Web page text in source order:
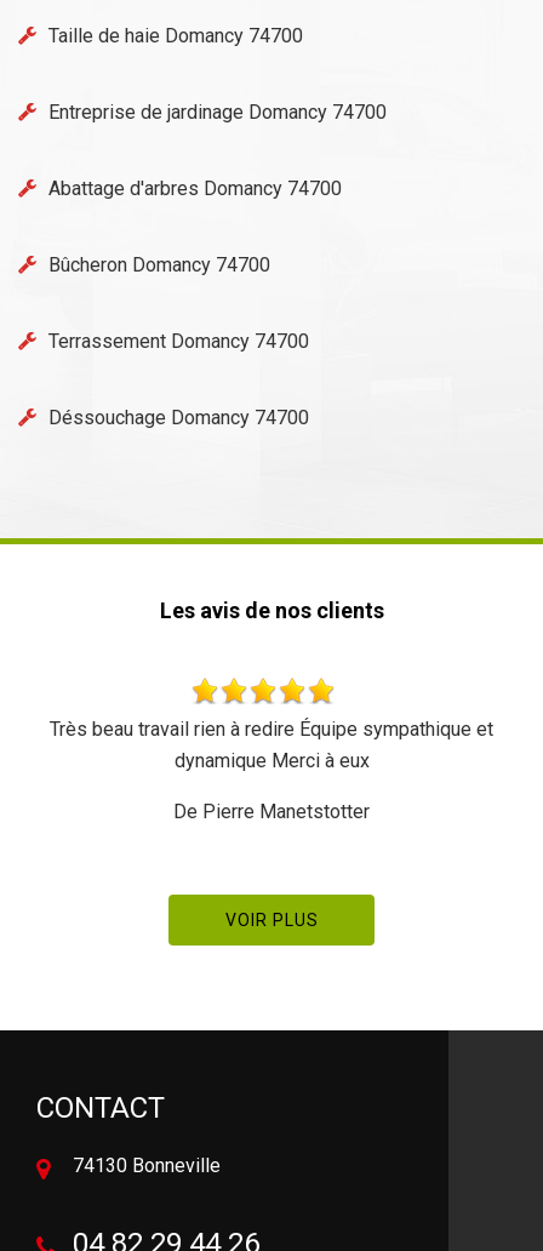
Taille de haie Domancy 74700
Entreprise de jardinage Domancy 74700
Abattage d'arbres Domancy 74700
Bûcheron Domancy 74700
Terrassement Domancy 74700
Déssouchage Domancy 74700
Les avis de nos clients
Très beau travail rien à redire Équipe sympathique et
dynamique Merci à eux
De Pierre Manetstotter
VOIR PLUS
CONTACT
74130 Bonneville
04 82 29 44 26